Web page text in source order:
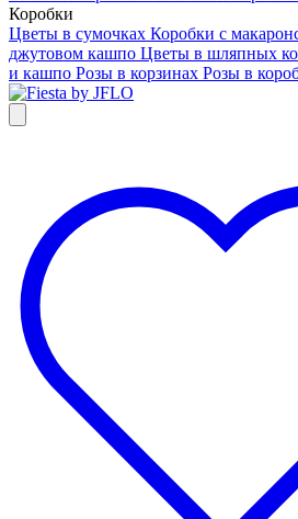
Коробки
Цветы в сумочках Коробки с
джутовом кашпо Цветы в шляпных
и кашпо Розы в корзинах Розы в